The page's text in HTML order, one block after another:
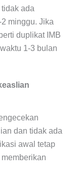
ada
minggu. Jika
duplikat IMB
1-3 bulan
dan tidak ada
awal tetap